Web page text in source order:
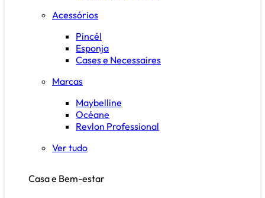
Acessórios
Pincél
Esponja
Cases e Necessaires
Marcas
Maybelline
Océane
Revlon Professional
Ver tudo
Casa e Bem-estar